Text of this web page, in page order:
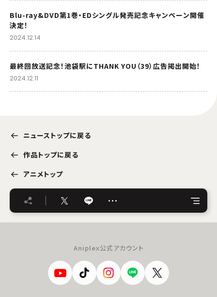
Blu-ray&DVD第1巻・EDシングル発売記念キャンペーン開催
決定！
2024.12.14
最終回放送記念！池袋駅にTHANK YOU（39）広告掲出開始！
2024.12.11
ニューストップに戻る
作品トップに戻る
アニメトップ
…
Aniplex公式アカウント